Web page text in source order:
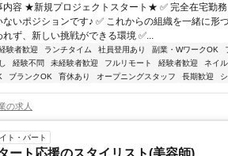
内容 ★新規プロジェクトスタート★ ✅ 完全在宅勤務
ないポジションです♪ ✅ これからの組織を一緒に形
れず、新しい挑戦ができる環境 ✅...
験者歓迎 ランチタイム 社員登用あり 副業・WワークOK
経験不問 未経験者歓迎 フルリモート 経験者歓迎 ネイ
ブランクOK 育休あり オープニングスタッフ 長期歓迎
の求人
ト・パート
ート応援のスタイリスト(美容師)